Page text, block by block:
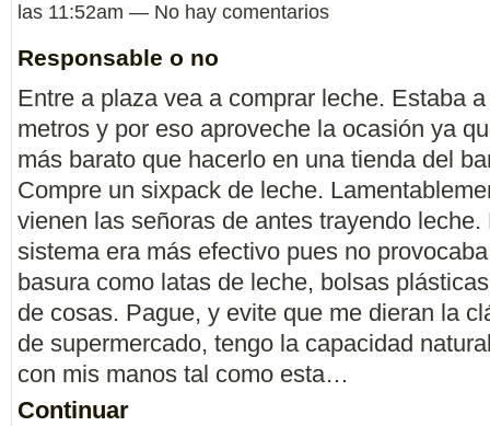
las 11:52am — No hay comentarios
Responsable o no
Entre a plaza vea a comprar leche. Estaba
metros y por eso aproveche la ocasión ya
más barato que hacerlo en una tienda del
Compre un sixpack de leche.
vienen las señoras de antes trayendo leche.
sistema era más efectivo pues no
basura como latas de leche, bolsas
de cosas. Pague, y evite que me dieran la
de supermercado, tengo la capacidad
con mis manos tal como esta…
Continuar